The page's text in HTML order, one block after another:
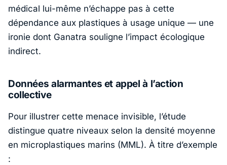
médical lui-même n’échappe pas à cette
dépendance aux plastiques à usage unique — une
ironie dont Ganatra souligne l’impact écologique
indirect.
Données alarmantes et appel à l’action
collective
Pour illustrer cette menace invisible, l’étude
distingue quatre niveaux selon la densité moyenne
en microplastiques marins (MML). À titre d’exemple
: